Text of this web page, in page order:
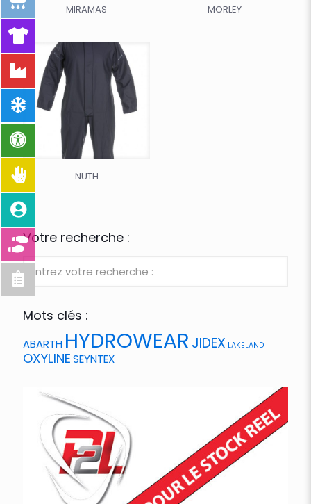
MIRAMAS MORLEY
NUTH
Votre recherche :
Mots clés :
ABARTH HYDROWEAR JIDEX LAKELAND
OXYLINESEYNTEX